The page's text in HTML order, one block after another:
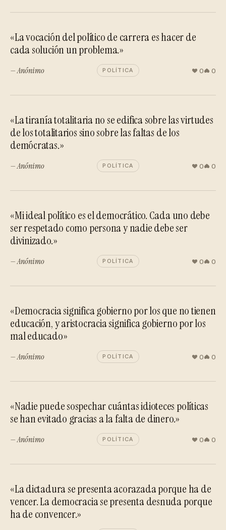
«La vocación del político de carrera es hacer de
cada solución un problema.»
— Anónimo POLÍTICA 0 0
«La tiranía totalitaria no se edifica sobre las virtudes
de los totalitarios sino sobre las faltas de los
demócratas.»
— Anónimo POLÍTICA 0 0
«Mi ideal político es el democrático. Cada uno debe
ser respetado como persona y nadie debe ser
divinizado.»
— Anónimo POLÍTICA 0 0
«Democracia significa gobierno por los que no tienen
educación, y aristocracia significa gobierno por los
mal educado»
— Anónimo POLÍTICA 0 0
«Nadie puede sospechar cuántas idioteces políticas
se han evitado gracias a la falta de dinero.»
— Anónimo POLÍTICA 0 0
«La dictadura se presenta acorazada porque ha de
vencer. La democracia se presenta desnuda porque
ha de convencer.»